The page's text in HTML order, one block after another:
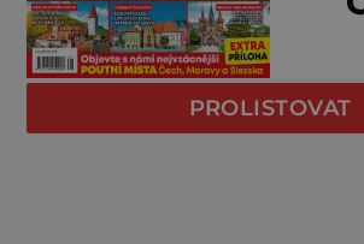
PROLISTOVAT